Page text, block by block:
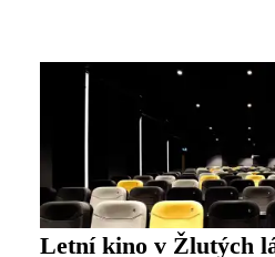
Letní kino v Žlutých